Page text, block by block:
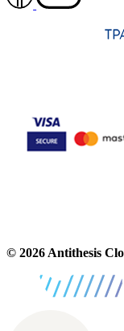
© 2026 Antithesis